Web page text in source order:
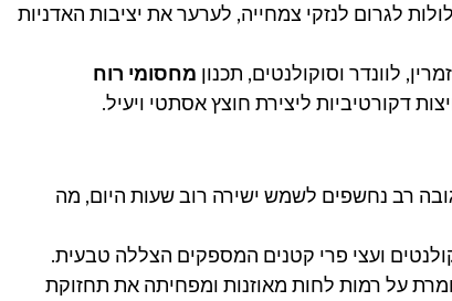
לגרום לנזקי צמחייה, לערער את יציבות האדניות
לוונדר וסוקולנטים, תכנון מחסומי רוח
דקורטיביות ליצירת חוצץ אסתטי ויעיל.
רב נחשפים לשמש ישירה רוב שעות היום, מה
ועצי פרי קטנים המספקים הצללה טבעית.
על רמות לחות מאוזנות ומפחיתה את תחזוקת